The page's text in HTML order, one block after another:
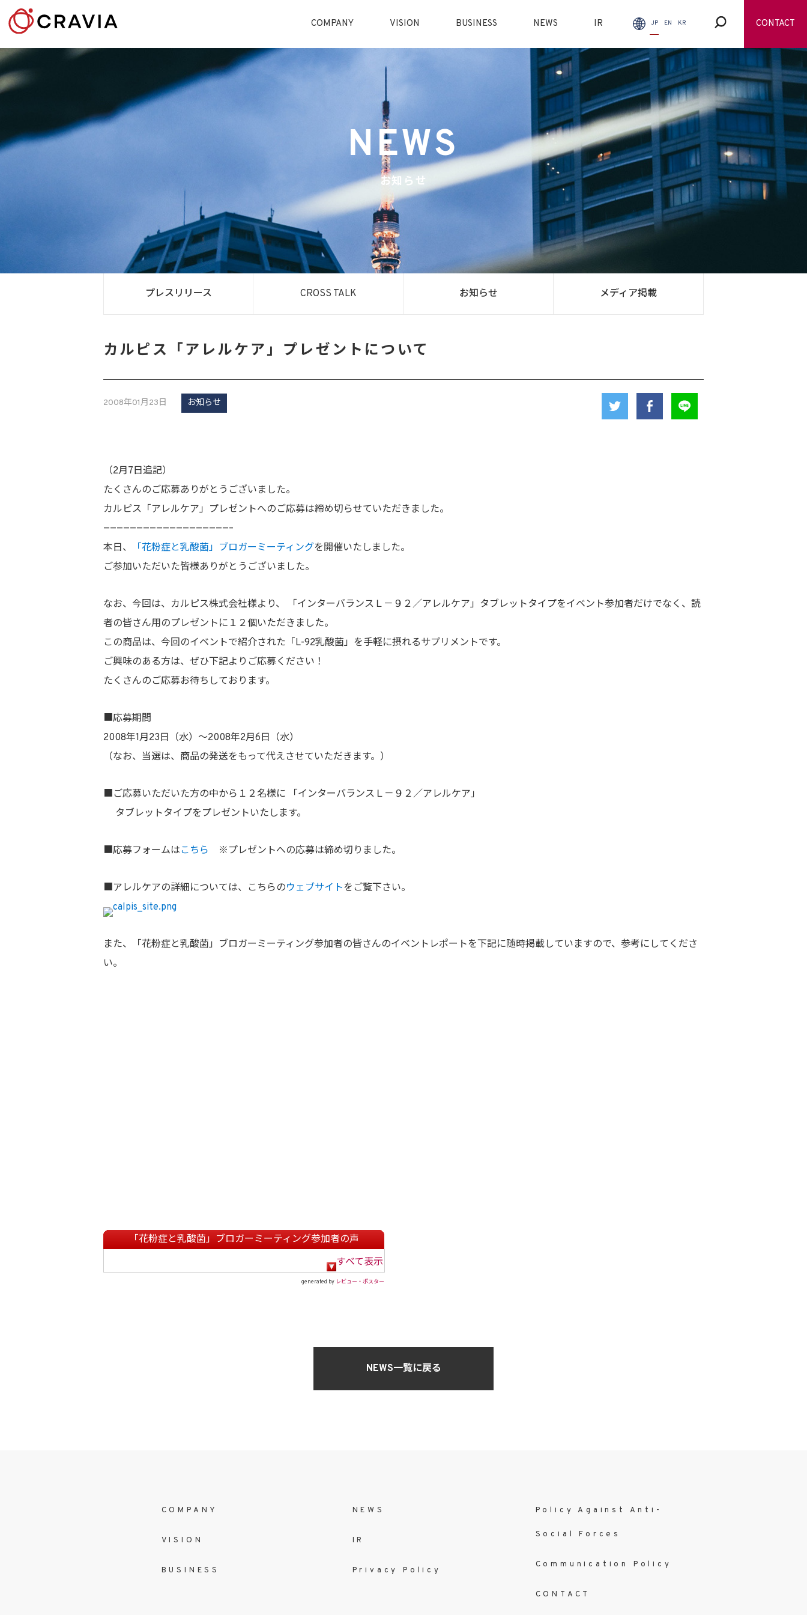
COMPANY VISION BUSINESS NEWS IR JP EN KR CONTACT
NEWS
お知らせ
プレスリリース CROSS TALK お知らせ メディア掲載
カルピス「アレルケア」プレゼントについて
2008年01月23日 お知らせ
（2月7日追記）
たくさんのご応募ありがとうございました。
カルピス「アレルケア」プレゼントへのご応募は締め切らせていただきました。
———————————————————–
本日、
「花粉症と乳酸菌」ブロガーミーティングを開催いたしました。
ご参加いただいた皆様ありがとうございました。
なお、今回は、カルピス株式会社様より、 「インターバランスＬ－９２／アレルケア」タブレットタイプをイベント参加者だけでなく、読
者の皆さん用のプレゼントに１２個いただきました。
この商品は、今回のイベントで紹介された「L-92乳酸菌」を手軽に摂れるサプリメントです。
ご興味のある方は、ぜひ下記よりご応募ください！
たくさんのご応募お待ちしております。
■応募期間
2008年1月23日（水）～2008年2月6日（水）
（なお、当選は、商品の発送をもって代えさせていただきます。）
■ご応募いただいた方の中から１２名様に 「インターバランスＬ－９２／アレルケア」
タブレットタイプをプレゼントいたします。
■応募フォームはこちら ※プレゼントへの応募は締め切りました。
■アレルケアの詳細については、こちらのウェブサイトをご覧下さい。
また、「花粉症と乳酸菌」ブロガーミーティング参加者の皆さんのイベントレポートを下記に随時掲載していますので、参考にしてくださ
い。
「花粉症と乳酸菌」ブロガーミーティング参加者の声
すべて表示
generated by レビュー・ポスター
NEWS一覧に戻る
COMPANY
VISION
BUSINESS
NEWS
IR
Privacy Policy
Policy Against Anti-
Social Forces
Communication Policy
CONTACT